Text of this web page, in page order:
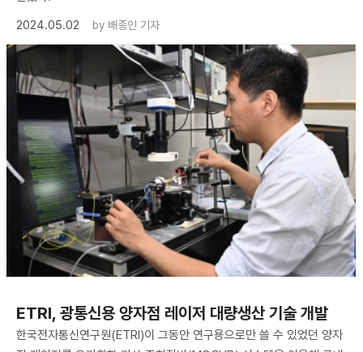
2024.05.02
by 배종인 기자
ETRI, 광통신용 양자점 레이저 대량생산 기술 개발
한국전자통신연구원(ETRI)이 그동안 연구용으로만 쓸 수 있었던 양자